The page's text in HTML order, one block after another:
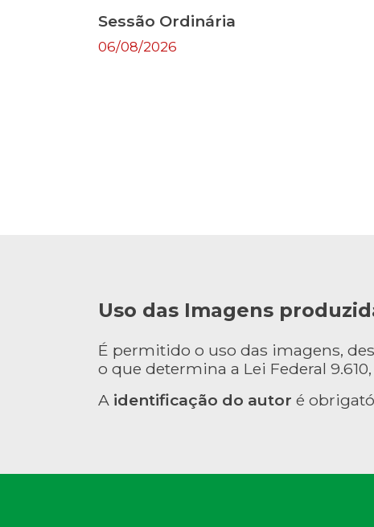
Sessão Ordinária
06/08/2026
Uso das Imagens
É permitido o uso das imagens,
o que determina a Lei Federal
A identificação do autor é